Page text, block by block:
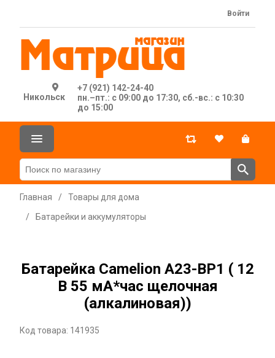
Никольск
+7 (921) 142-24-40
пн.–пт.: с 09:00 до 17:30, сб.-вс.: с 10:30
до 15:00
Войти
Главная /
Товары для дома
/
Батарейки и аккумуляторы
Батарейка Camelion A23-BP1 ( 12
В 55 мА*час щелочная
(алкалиновая))
Код товара: 141935